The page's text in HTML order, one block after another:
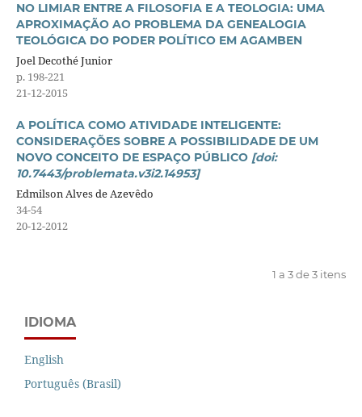
NO LIMIAR ENTRE A FILOSOFIA E A TEOLOGIA: UMA
APROXIMAÇÃO AO PROBLEMA DA GENEALOGIA
TEOLÓGICA DO PODER POLÍTICO EM AGAMBEN
Joel Decothé Junior
p. 198-221
21-12-2015
A POLÍTICA COMO ATIVIDADE INTELIGENTE:
CONSIDERAÇÕES SOBRE A POSSIBILIDADE DE UM
NOVO CONCEITO DE ESPAÇO PÚBLICO [doi:
10.7443/problemata.v3i2.14953]
Edmilson Alves de Azevêdo
34-54
20-12-2012
1 a 3 de 3 itens
IDIOMA
English
Português (Brasil)